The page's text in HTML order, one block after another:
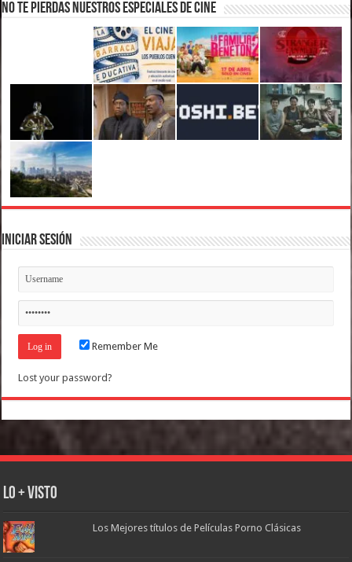
No te pierdas nuestros Especiales de Cine
Iniciar Sesión
Remember Me
Lost your password?
Lo + Visto
Los Mejores títulos de Películas Porno Clásicas